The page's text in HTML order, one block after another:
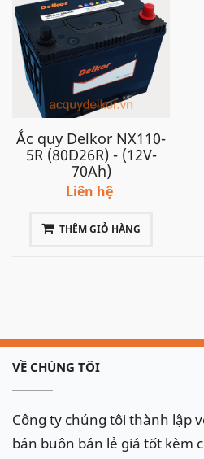
Ắc quy Delkor NX110-
5R (80D26R) - (12V-
70Ah)
Liên hệ
THÊM GIỎ HÀNG
VỀ CHÚNG TÔI
Công ty chúng tôi thành lập
bán buôn bán lẻ giá tốt kèm